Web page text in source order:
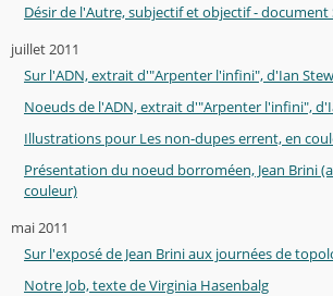
Désir de l'Autre, subjectif et objectif -
juillet 2011
Sur l'ADN, extrait d'"Arpenter l'infini", d'Ian
Noeuds de l'ADN, extrait d'"Arpenter l'infini",
Illustrations pour Les non-dupes errent, en
Présentation du noeud borroméen, Jean Brini
couleur)
mai 2011
Sur l'exposé de Jean Brini aux journées de
Notre Job, texte de Virginia Hasenbalg